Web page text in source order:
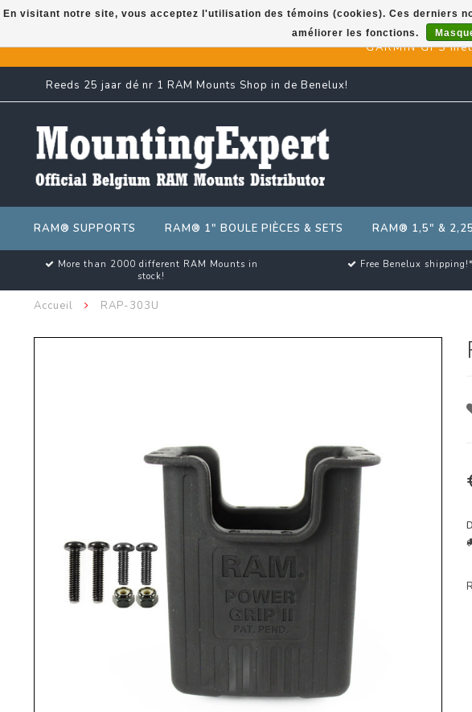
GARMIN GPS
Reeds 25 jaar dé nr 1 RAM Mounts Shop in de Benelux!
RAM® SUPPORTS RAM® 1" BOULE PIÈCES & SETS RAM® 1,5" &
More than 2000 different RAM Mounts in
stock!
Free Benelux shipping!*
Accueil RAP-303U
En visitant notre site, vous acceptez l'utilisation des témoins (cookies). Ces derniers
améliorer les fonctions.